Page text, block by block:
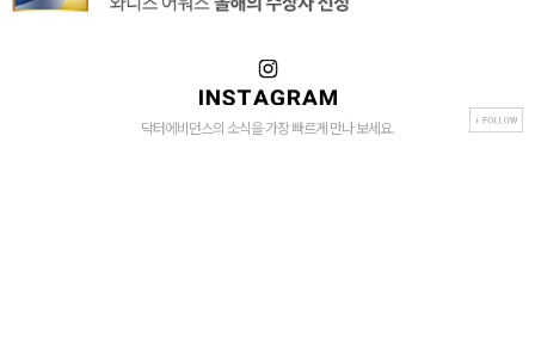
닥터에비던스의 소식을 가장 빠르게 만나 보세요.